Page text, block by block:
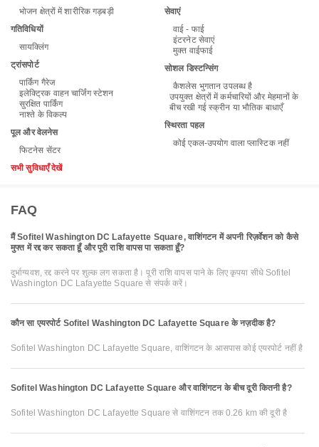
भोजन क्षेत्रों में शारीरिक गड़बड़ी
गतिविधियों
सायक्लिंग
ट्रांसपोर्ट
पार्किंग गैरेज
इलेक्ट्रिक वाहन चार्जिंग स्टेशन
सुरक्षित पार्किंग
नाश्ते के विकल्प
पूल और वेलनेस
फिटनेस सेंटर
सेवाएं
वाई - फाई
इंटरनेट सेवाएं
मुक्त वाईफाई
सोशल डिस्टन्सिंग
कैशलेस भुगतान उपलब्ध है
उपयुक्त क्षेत्रों में कर्मचारियों और मेहमानों के
बीच रखी गई स्क्रीन या भौतिक बाधाएँ
स्थिरता पहल
कोई एकल-उपयोग वाला प्लास्टिक नहीं
सभी सुविधाएँ देखें
FAQ
मैं Sofitel Washington DC Lafayette Square, वाशिंगटन में अपनी रिज़र्वेशन को कैसे
मुफ्त में रद्द कर सकता हूँ और पूरी राशि वापस पा सकता हूँ?
दुर्भाग्यवश, रद्द करने पर शुल्क लग सकता है। पूरी राशि वापस पाने के लिए कृपया सीधे Sofitel
Washington DC Lafayette Square से संपर्क करें।
कौन सा एयरपोर्ट Sofitel Washington DC Lafayette Square के नज़दीक है?
Sofitel Washington DC Lafayette Square, वाशिंगटन के आसपास कोई एयरपोर्ट नहीं है
Sofitel Washington DC Lafayette Square और वाशिंगटन के बीच दूरी कितनी है?
Sofitel Washington DC Lafayette Square से वाशिंगटन तक 0.26 km की दूरी है